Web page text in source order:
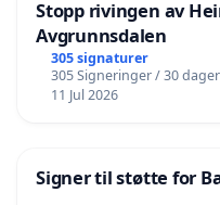
Stopp rivingen av
Avgrunnsdalen
305 signaturer
305 Signeringer / 30 dager
11 Jul 2026
Signer til støtte for